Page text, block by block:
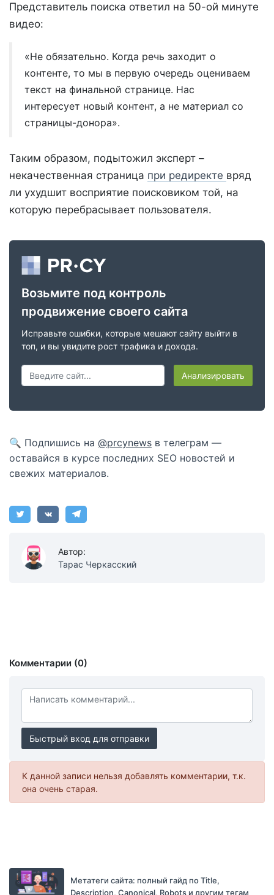
Представитель поиска ответил на 50-ой минуте
видео:
«Не обязательно. Когда речь заходит о
контенте, то мы в первую очередь оцениваем
текст на финальной странице. Нас
интересует новый контент, а не материал со
страницы-донора».
Таким образом, подытожил эксперт –
некачественная страница при редиректе вряд
ли ухудшит восприятие поисковиком той, на
которую перебрасывает пользователя.
Возьмите под контроль
продвижение своего сайта
Исправьте ошибки, которые мешают сайту выйти в
топ, и вы увидите рост трафика и дохода.
Анализировать
🔍 Подпишись на @prcynews в телеграм —
оставайся в курсе последних SEO новостей и
свежих материалов.
Автор:
Тарас Черкасский
Комментарии (0)
Быстрый вход для отправки
К данной записи нельзя добавлять комментарии, т.к.
она очень старая.
Метатеги сайта: полный гайд по Title,
Description, Canonical, Robots и другим тегам